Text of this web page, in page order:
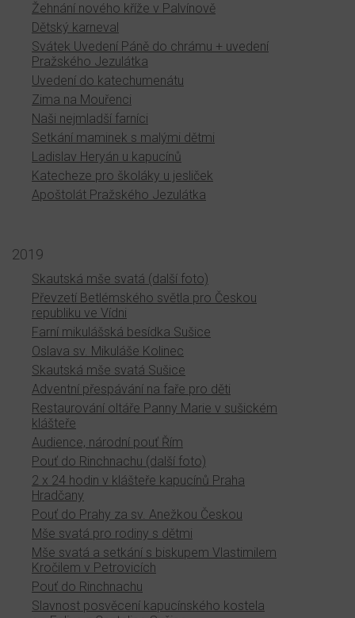
Žehnání nového kříže v Palvínově
Dětský karneval
Svátek Uvedení Páně do chrámu + uvedení
Pražského Jezulátka
Uvedení do katechumenátu
Zima na Mouřenci
Naši nejmladší farníci
Setkání maminek s malými dětmi
Ladislav Heryán u kapucínů
Katecheze pro školáky u jesliček
Apoštolát Pražského Jezulátka
2019
Skautská mše svatá (další foto)
Převzetí Betlémského světla pro Českou
republiku ve Vídni
Farní mikulášská besídka Sušice
Oslava sv. Mikuláše Kolinec
Skautská mše svatá Sušice
Adventní přespávání na faře pro děti
Restaurování oltáře Panny Marie v sušickém
klášteře
Audience, národní pouť Řím
Pouť do Rinchnachu (další foto)
2 x 24 hodin v klášteře kapucínů Praha
Hradčany
Pouť do Prahy za sv. Anežkou Českou
Mše svatá pro rodiny s dětmi
Mše svatá a setkání s biskupem Vlastimilem
Kročilem v Petrovicích
Pouť do Rinchnachu
Slavnost posvěcení kapucínského kostela